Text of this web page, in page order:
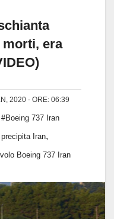
morti, era
2020 - ORE: 06:39
#Boeing 737 Iran
Iran,
Boeing 737 Iran